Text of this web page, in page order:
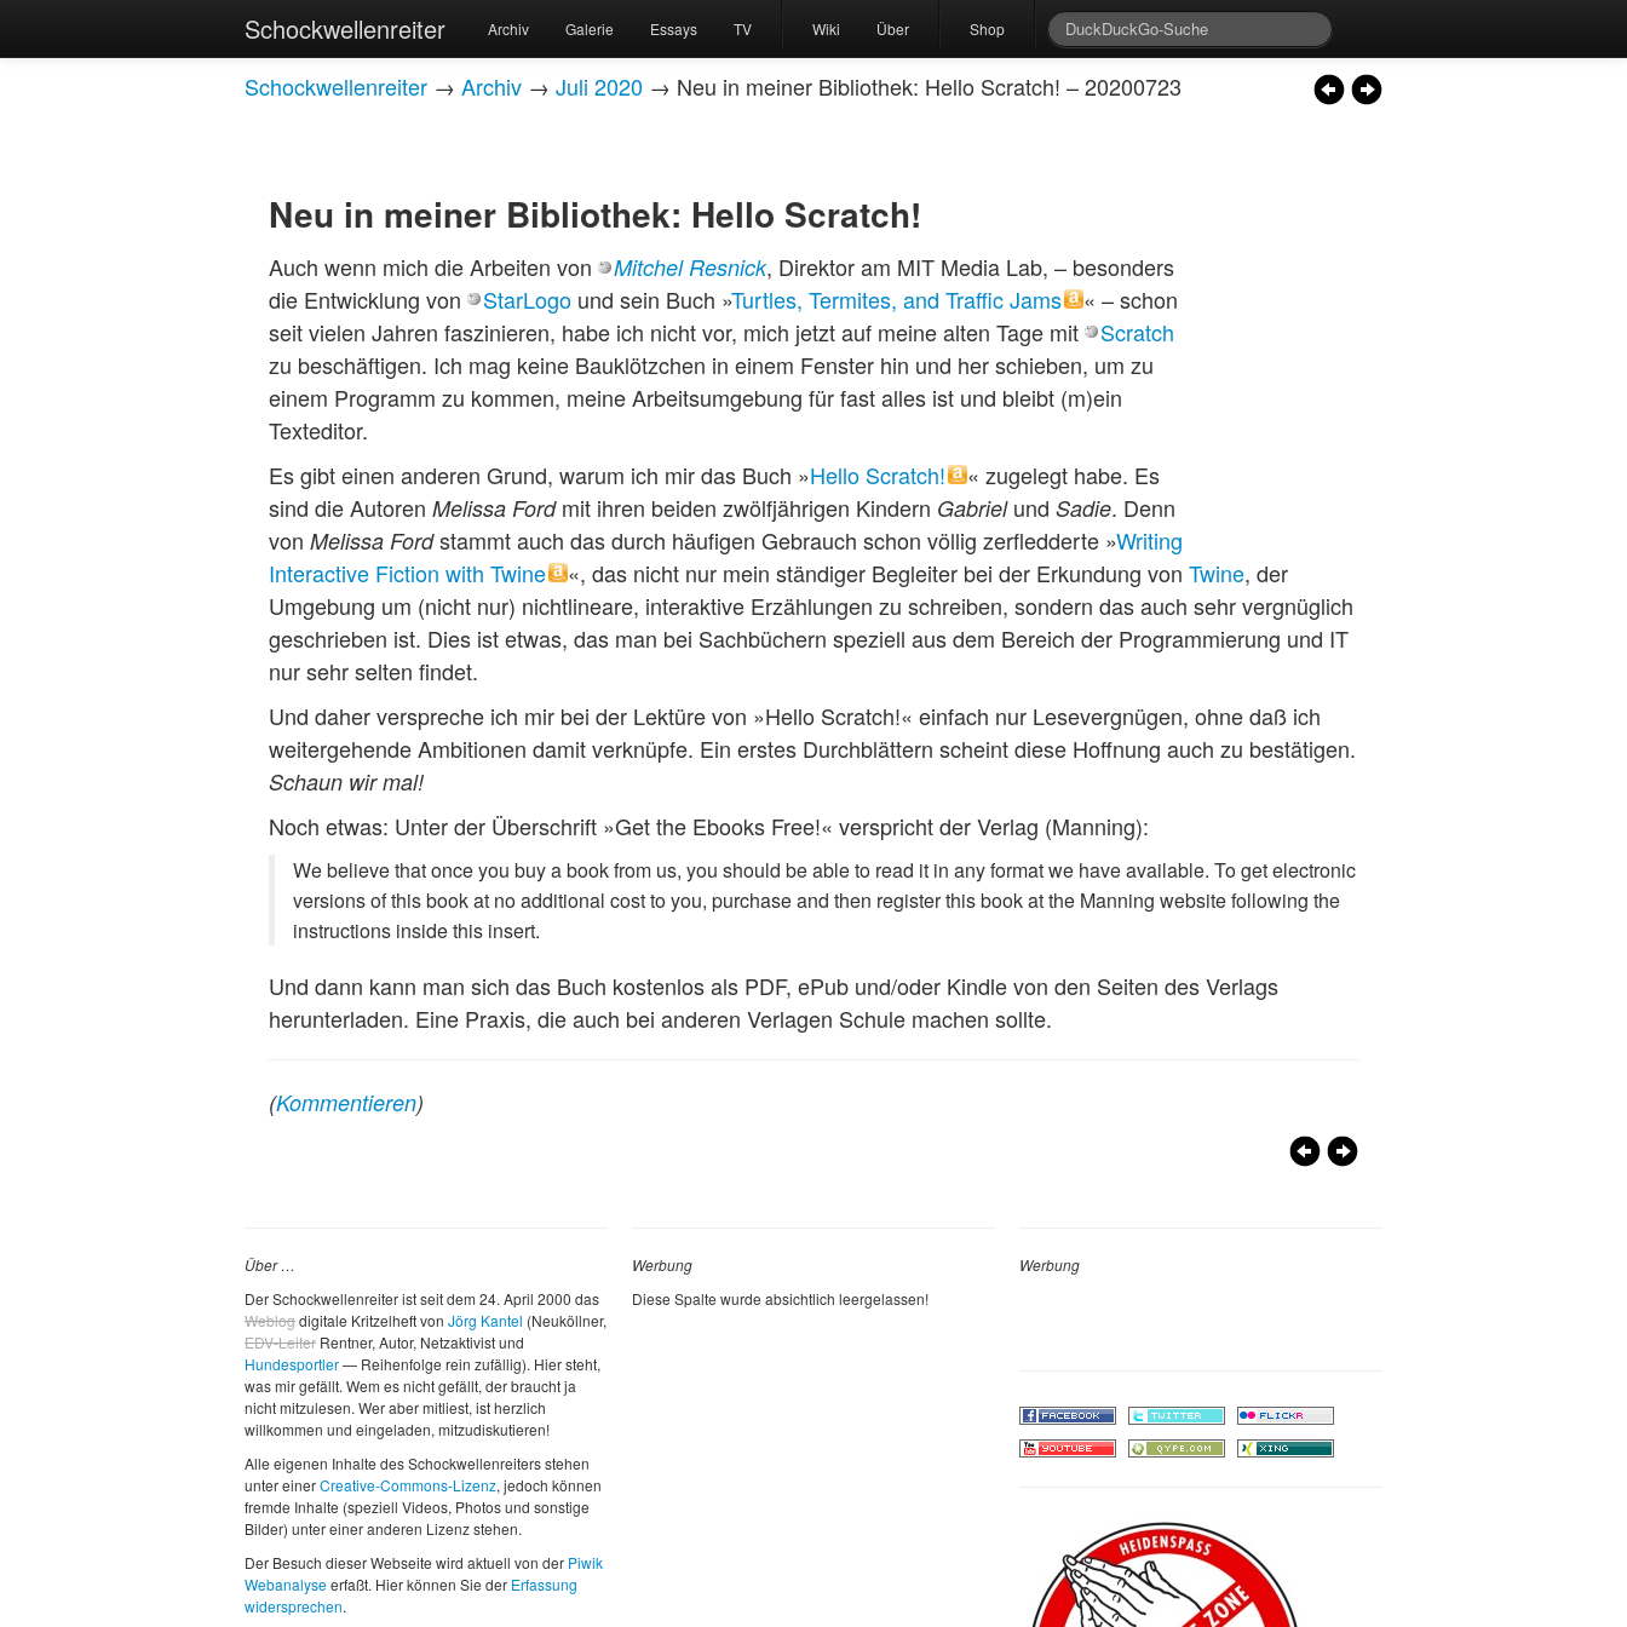
Schockwellenreiter Archiv Galerie Essays TV Wiki Über Shop
Schockwellenreiter → Archiv → Juli 2020 → Neu in meiner Bibliothek: Hello Scratch! – 20200723
Neu in meiner Bibliothek: Hello Scratch!
Auch wenn mich die Arbeiten von Mitchel Resnick, Direktor am MIT Media Lab, – besonders
die Entwicklung von
StarLogo und sein Buch »Turtles, Termites, and Traffic Jams
« – schon
seit vielen Jahren faszinieren, habe ich nicht vor, mich jetzt auf meine alten Tage mit
Scratch
zu beschäftigen. Ich mag keine Bauklötzchen in einem Fenster hin und her schieben, um zu
einem Programm zu kommen, meine Arbeitsumgebung für fast alles ist und bleibt (m)ein
Texteditor.
Es gibt einen anderen Grund, warum ich mir das Buch »Hello Scratch!
« zugelegt habe. Es
sind die Autoren Melissa Fordmit ihren beiden zwölfjährigen Kindern Gabrielund Sadie. Denn
von Melissa Fordstammt auch das durch häufigen Gebrauch schon völlig zerfledderte »Writing
Interactive Fiction with Twine
«, das nicht nur mein ständiger Begleiter bei der Erkundung von Twine, der
Umgebung um (nicht nur) nichtlineare, interaktive Erzählungen zu schreiben, sondern das auch sehr vergnüglich
geschrieben ist. Dies ist etwas, das man bei Sachbüchern speziell aus dem Bereich der Programmierung und IT
nur sehr selten findet.
Und daher verspreche ich mir bei der Lektüre von »Hello Scratch!« einfach nur Lesevergnügen, ohne daß ich
weitergehende Ambitionen damit verknüpfe. Ein erstes Durchblättern scheint diese Hoffnung auch zu bestätigen.
Schaun wir mal!
Noch etwas: Unter der Überschrift »Get the Ebooks Free!« verspricht der Verlag (Manning):
We believe that once you buy a book from us, you should be able to read it in any format we have available. To get electronic
versions of this book at no additional cost to you, purchase and then register this book at the Manning website following the
instructions inside this insert.
Und dann kann man sich das Buch kostenlos als PDF, ePub und/oder Kindle von den Seiten des Verlags
herunterladen. Eine Praxis, die auch bei anderen Verlagen Schule machen sollte.
(Kommentieren)
Über …
Der Schockwellenreiter ist seit dem 24. April 2000 das
Weblogdigitale Kritzelheft von Jörg Kantel (Neuköllner,
EDV-Leiter Rentner, Autor, Netzaktivist und
Hundesportler— Reihenfolge rein zufällig). Hier steht,
was mir gefällt. Wem es nicht gefällt, der braucht ja
nicht mitzulesen. Wer aber mitliest, ist herzlich
willkommen und eingeladen, mitzudiskutieren!
Alle eigenen Inhalte des Schockwellenreiters stehen
unter einerCreative-Commons-Lizenz, jedoch können
fremde Inhalte (speziell Videos, Photos und sonstige
Bilder) unter einer anderen Lizenz stehen.
Der Besuch dieser Webseite wird aktuell von der Piwik
Webanalyseerfaßt. Hier können Sie der Erfassung
widersprechen.
Werbung
Diese Spalte wurde absichtlich leergelassen!
Werbung